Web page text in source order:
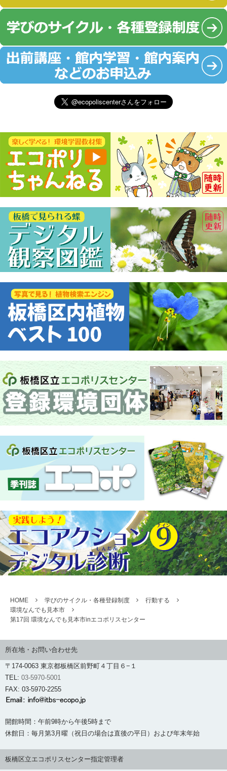
HOME 学びのサイクル・各種登録制度
行動する
環境なんでも見本市
第17回 環境なんでも見本市inエコポリスセンター
所在地・お問い合わせ先
〒174-0063 東京都板橋区前野町４丁目６−１
TEL: 03-5970-5001
FAX: 03-5970-2255
開館時間：午前9時から午後5時まで
休館日：毎月第3月曜（祝日の場合は直後の平日）および年末年始
板橋区立エコポリスセンター指定管理者